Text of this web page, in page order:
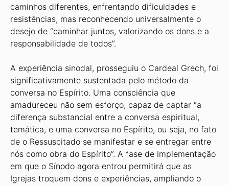
caminhos diferentes, enfrentando dificuldades e
resistências, mas reconhecendo universalmente o
desejo de “caminhar juntos, valorizando os dons e a
responsabilidade de todos”.
A experiência sinodal, prosseguiu o Cardeal Grech, foi
significativamente sustentada pelo método da
conversa no Espírito. Uma consciência que
amadureceu não sem esforço, capaz de captar “a
diferença substancial entre a conversa espiritual,
temática, e uma conversa no Espírito, ou seja, no fato
de o Ressuscitado se manifestar e se entregar entre
nós como obra do Espírito”. A fase de implementação
em que o Sínodo agora entrou permitirá que as
Igrejas troquem dons e experiências, ampliando o